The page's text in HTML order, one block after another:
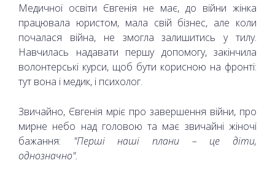
Медичної освіти Євгенія не має, до війни жінка
працювала юристом, мала свій бізнес, але коли
почалася війна, не змогла залишитись у тилу.
Навчилась надавати першу допомогу, закінчила
волонтерські курси, щоб бути корисною на фронті:
тут вона і медик, і психолог.
Звичайно, Євгенія мріє про завершення війни, про
мирне небо над головою та має звичайні жіночі
бажання: "Перші наші плани – це діти,
однозначно".